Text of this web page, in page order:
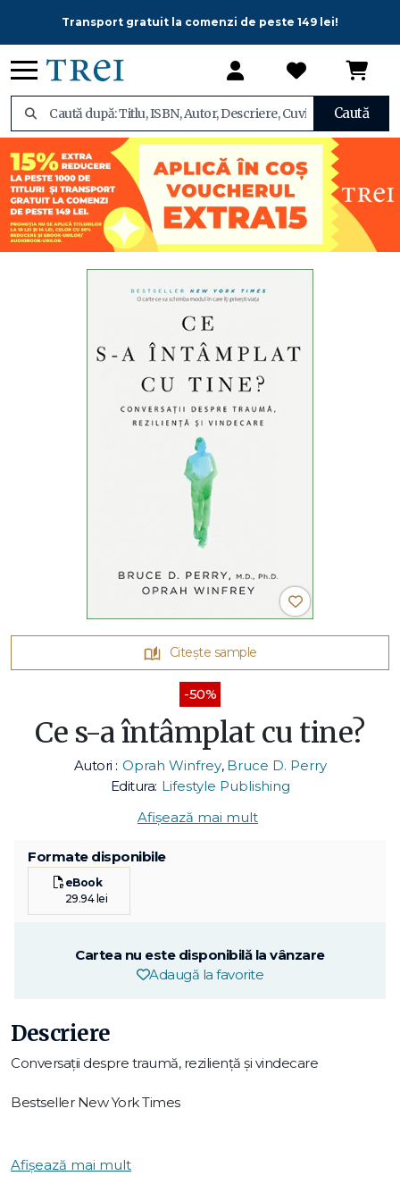
Transport gratuit la comenzi de peste 149 lei!
Caută
Citește sample
-50%
Ce s-a întâmplat cu tine?
Autori : Oprah Winfrey, Bruce D. Perry
Editura: Lifestyle Publishing
Afișează mai mult
Formate disponibile
eBook
29.94 lei
Cartea nu este disponibilă la vânzare
Adaugă la favorite
Descriere
Conversații despre traumă, reziliență și vindecare
Bestseller New York Times
Afișează mai mult